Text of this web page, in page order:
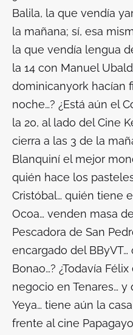
Balila, la que vendía
la mañana; sí, esa
la que vendía lengua
la 14 con Manuel
dominicanyork hacían
noche…? ¿Está aún el
la 20, al lado del Cine
cierra a las 3 de la
Blanquiní el mejor
quién hace los
Cristóbal… quién tiene
Ocoa… venden masa
Pescadora de San
encargado del
Bonao…? ¿Todavía
negocio en Tenares…
Yeya… tiene aún la
frente al cine